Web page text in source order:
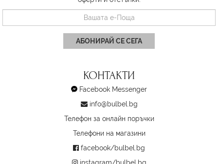
АБОНИРАЙ СЕ СЕГА
КОНТАКТИ
Facebook Messenger
info@bulbel.bg
Телефон за онлайн поръчки
Телефони на магазини
facebook/bulbel.bg